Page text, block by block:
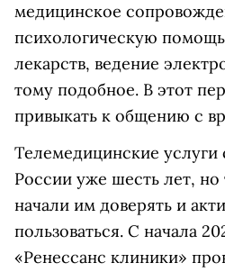
медицинское
психологическую
лекарств, ведение
тому подобное. В этот
привыкать к общению с
Телемедицинские услуги
России уже шесть лет,
начали им доверять и
пользоваться. С начала
«‎Ренессанс клиники»